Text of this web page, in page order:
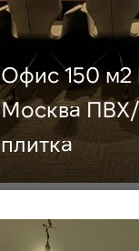
Офис 150 м2
Москва
плитка